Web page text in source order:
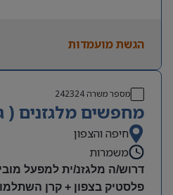
הגשת מועמדות
מספר משרה242324
מחפשים מלגזנים (
חיפה והצפון
משמרות
דרוש/ה מלגזנ/ית למפעל
פלסטיק בצפון + קרן